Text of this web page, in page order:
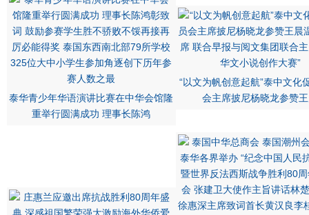
泰华青少年华语演讲比赛在中华会馆隆
重举行圆满成功 理事长陈鸿
“以文为帆创意起航”泰中文化
会主席披尼杨晓龙参赞